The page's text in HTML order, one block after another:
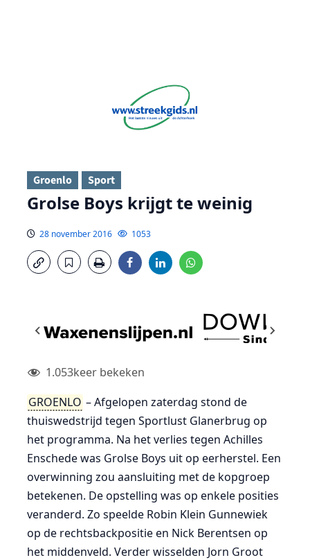
Groenlo Sport
Grolse Boys krijgt te weinig
28 november 2016 1053
1.053keer bekeken
GROENLO – Afgelopen zaterdag stond de
thuiswedstrijd tegen Sportlust Glanerbrug op
het programma. Na het verlies tegen Achilles
Enschede was Grolse Boys uit op eerherstel. Een
overwinning zou aansluiting met de kopgroep
betekenen. De opstelling was op enkele posities
veranderd. Zo speelde Robin Klein Gunnewiek
op de rechtsbackpositie en Nick Berentsen op
het middenveld. Verder wisselden Jorn Groot